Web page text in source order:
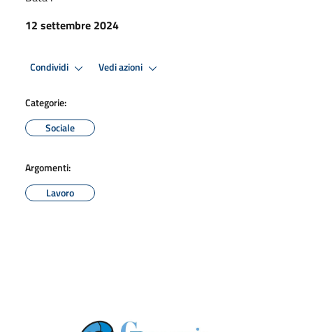
12 settembre 2024
Condividi Vedi azioni
Categorie:
Sociale
Argomenti:
Lavoro